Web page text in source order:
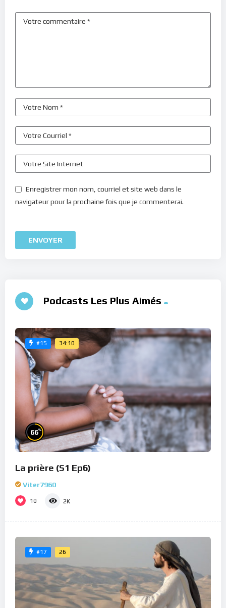
Enregistrer mon nom, courriel et site web dans le
navigateur pour la prochaine fois que je commenterai.
Podcasts Les Plus Aimés
#15 34:10
66%
La prière (S1 Ep6)
Viter7960
10 2K
#17 26